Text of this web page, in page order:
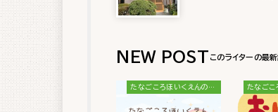
NEW POST
たなごころほいくえんのブログ